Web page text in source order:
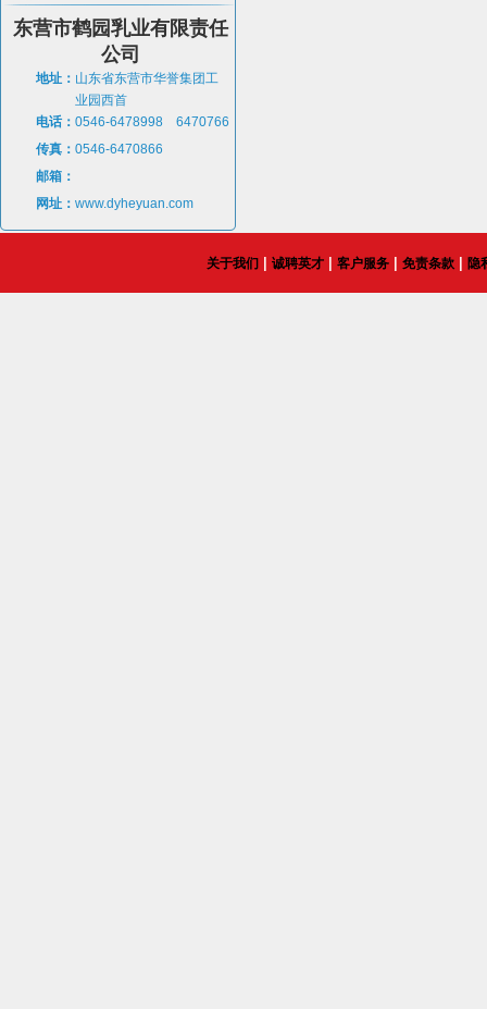
东营市鹤园乳业有限责任
公司
地址： 山东省东营市华誉集团工
业园西首
电话： 0546-6478998 6470766
传真： 0546-6470866
邮箱：
网址： www.dyheyuan.com
关于我们 诚聘英才 客户服务 免责条款 隐